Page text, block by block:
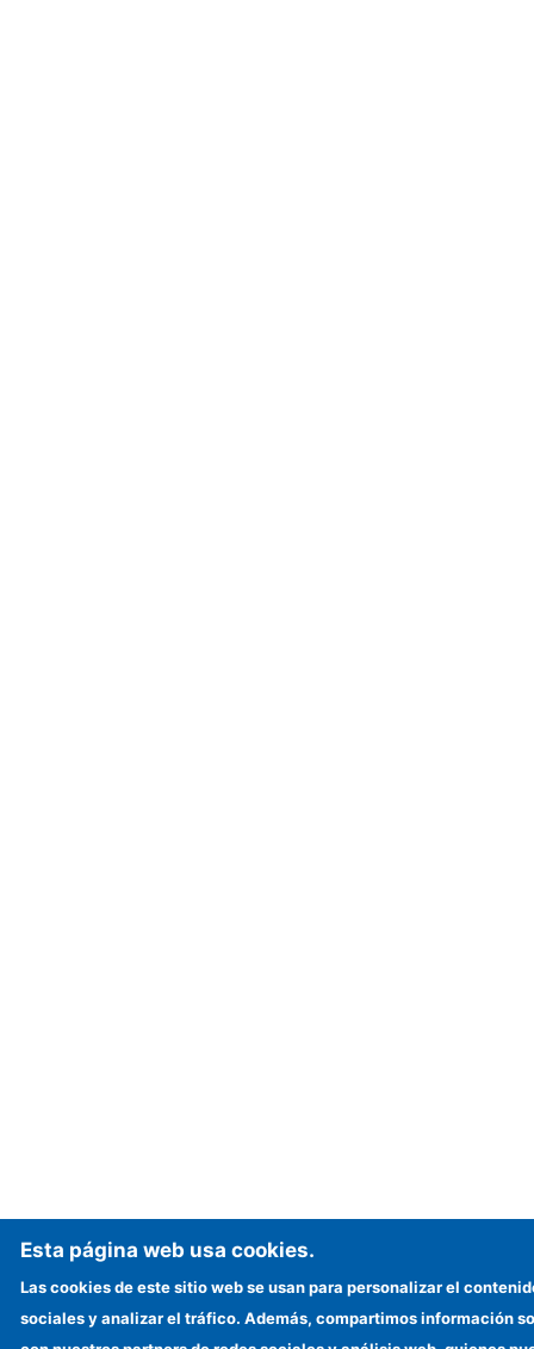
Esta página web usa cookies.
Las cookies de este sitio web se usan para personalizar el
sociales y analizar el tráfico. Además, compartimos información